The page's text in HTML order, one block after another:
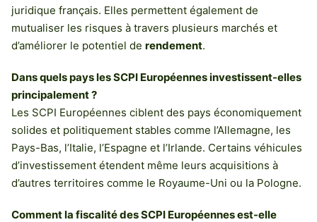
juridique français. Elles permettent également de
mutualiser les risques à travers plusieurs marchés et
d’améliorer le potentiel de rendement.
Dans quels pays les SCPI Européennes investissent-elles
principalement ?
Les SCPI Européennes ciblent des pays économiquement
solides et politiquement stables comme l’Allemagne, les
Pays-Bas, l’Italie, l’Espagne et l’Irlande. Certains véhicules
d’investissement étendent même leurs acquisitions à
d’autres territoires comme le Royaume-Uni ou la Pologne.
Comment la fiscalité des SCPI Européennes est-elle